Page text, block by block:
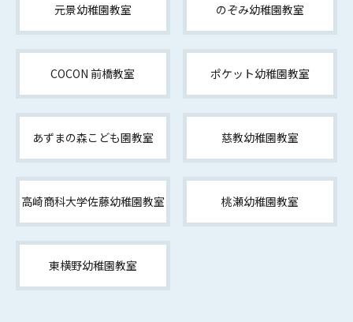
元景幼稚園教室 のぞみ幼稚園教室
COCON 前橋教室 ポケット幼稚園教室
あずまの森こども園教室 慈教幼稚園教室
高崎商科大学佐藤幼稚園教室 桃瀬幼稚園教室
東横野幼稚園教室